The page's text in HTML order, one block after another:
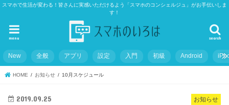
スマホで生活が変わる！皆さんに実感いただけるよう「スマホのコンシェルジュ」がお手伝いしま
す！
search
menu
New 全般 アプリ 設定 入門 初級 Android
HOME お知らせ 10月スケジュール
お知らせ
2019.09.25